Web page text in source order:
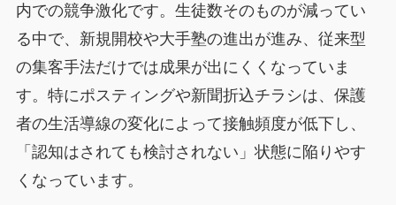
内での競争激化です。生徒数そのものが減ってい
る中で、新規開校や大手塾の進出が進み、従来型
の集客手法だけでは成果が出にくくなっていま
す。特にポスティングや新聞折込チラシは、保護
者の生活導線の変化によって接触頻度が低下し、
「認知はされても検討されない」状態に陥りやす
くなっています。